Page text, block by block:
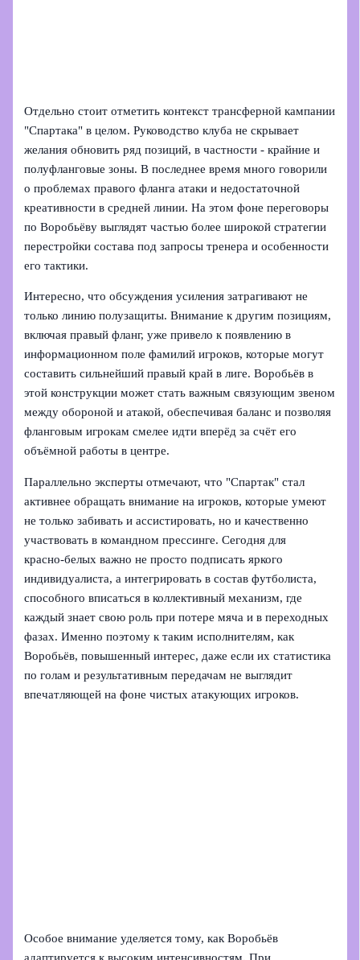
Отдельно стоит отметить контекст трансферной кампании
"Спартака" в целом. Руководство клуба не скрывает
желания обновить ряд позиций, в частности - крайние и
полуфланговые зоны. В последнее время много говорили
о проблемах правого фланга атаки и недостаточной
креативности в средней линии. На этом фоне переговоры
по Воробьёву выглядят частью более широкой стратегии
перестройки состава под запросы тренера и особенности
его тактики.
Интересно, что обсуждения усиления затрагивают не
только линию полузащиты. Внимание к другим позициям,
включая правый фланг, уже привело к появлению в
информационном поле фамилий игроков, которые могут
составить сильнейший правый край в лиге. Воробьёв в
этой конструкции может стать важным связующим звеном
между обороной и атакой, обеспечивая баланс и позволяя
фланговым игрокам смелее идти вперёд за счёт его
объёмной работы в центре.
Параллельно эксперты отмечают, что "Спартак" стал
активнее обращать внимание на игроков, которые умеют
не только забивать и ассистировать, но и качественно
участвовать в командном прессинге. Сегодня для
красно‑белых важно не просто подписать яркого
индивидуалиста, а интегрировать в состав футболиста,
способного вписаться в коллективный механизм, где
каждый знает свою роль при потере мяча и в переходных
фазах. Именно поэтому к таким исполнителям, как
Воробьёв, повышенный интерес, даже если их статистика
по голам и результативным передачам не выглядит
впечатляющей на фоне чистых атакующих игроков.
Особое внимание уделяется тому, как Воробьёв